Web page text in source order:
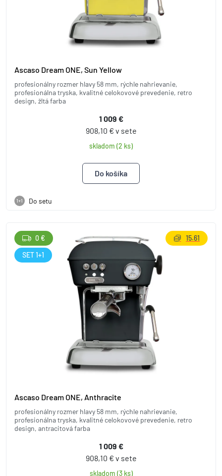
Ascaso Dream ONE, Sun Yellow
profesionálny rozmer hlavy 58 mm, rýchle nahrievanie,
profesionálna tryska, kvalitné celokovové prevedenie, retro
design, žltá farba
1 009 €
908,10 € v sete
skladom (2 ks)
1+1 Do setu
Ascaso Dream ONE, Anthracite
profesionálny rozmer hlavy 58 mm, rýchle nahrievanie,
profesionálna tryska, kvalitné celokovové prevedenie, retro
design, antracitová farba
1 009 €
908,10 € v sete
skladom (3 ks)
0 €
SET 1+1
15.61